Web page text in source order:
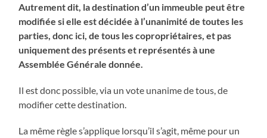
Autrement dit, la destination d’un immeuble peut être
modifiée si elle est décidée à l’unanimité de toutes les
parties, donc ici, de tous les copropriétaires, et pas
uniquement des présents et représentés à une
Assemblée Générale donnée.
Il est donc possible, via un vote unanime de tous, de
modifier cette destination.
La même règle s’applique lorsqu’il s’agit, même pour un